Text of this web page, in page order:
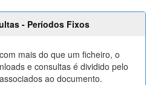
- Períodos Fixos
mais do que um ficheiro, o
e consultas é dividido pelo
ao documento.